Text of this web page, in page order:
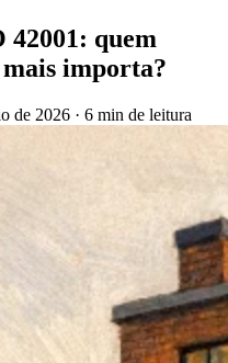
quem
importa?
de 2026 · 6 min de leitura